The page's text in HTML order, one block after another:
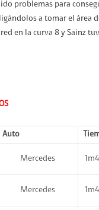
problemas para
a tomar el área
en la curva 8 y Sainz
Auto
Mercedes
Mercedes